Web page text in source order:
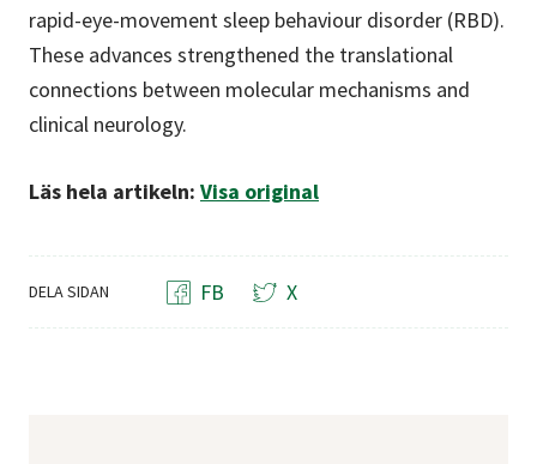
rapid-eye-movement sleep behaviour disorder (RBD).
These advances strengthened the translational
connections between molecular mechanisms and
clinical neurology.
Läs hela artikeln: Visa original
DELA SIDAN FB X